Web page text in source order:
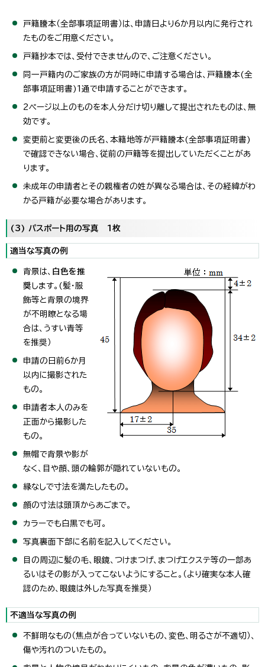
戸籍謄本（全部事項証明書）は、申請日より6か月以内に発行され
たものをご用意ください。
戸籍抄本では、受付できませんので、ご注意ください。
同一戸籍内のご家族の方が同時に申請する場合は、戸籍謄本(全
部事項証明書)1通で申請することができます。
2ページ以上のものを本人分だけ切り離して提出されたものは、無
効です。
変更前と変更後の氏名、本籍地等が戸籍謄本(全部事項証明書)
で確認できない場合、従前の戸籍等を提出していただくことがあ
ります。
未成年の申請者とその親権者の姓が異なる場合は、その経緯がわ
かる戸籍が必要な場合があります。
(3) パスポート用の写真 1枚
適当な写真の例
背景は、 白色を推
奨します。(髪・服
飾等と背景の境界
が不明瞭となる場
合は、うすい青等
を推奨）
申請の日前6か月
以内に撮影された
もの。
申請者本人のみを
正面から撮影した
もの。
無帽で背景や影が
なく、目や顔、頭の輪郭が隠れていないもの。
縁なしで寸法を満たしたもの。
顔の寸法は頭頂からあごまで。
カラーでも白黒でも可。
写真裏面下部に名前を記入してください。
目の周辺に髪の毛、眼鏡、つけまつげ、まつげエクステ等の一部あ
るいはその影が入ってこないようにすること。（より確実な本人確
認のため、眼鏡は外した写真を推奨）
不適当な写真の例
不鮮明なもの（焦点が合っていないもの、変色、明るさが不適切）、
傷や汚れのついたもの。